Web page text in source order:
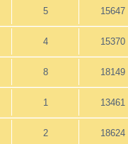
5 15647
4 15370
8 18149
1 13461
2 18624